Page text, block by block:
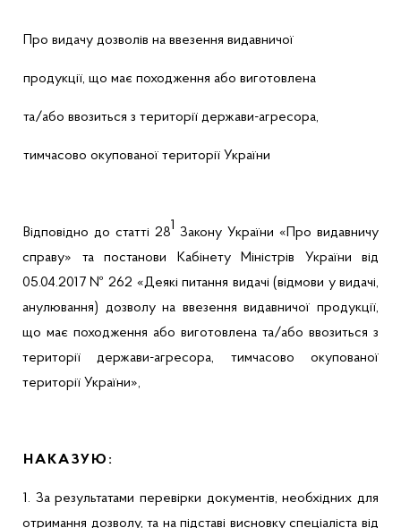
Про видачу дозволів на ввезення видавничої
продукції, що має походження або виготовлена
та/або ввозиться з території держави-агресора,
тимчасово окупованої території України
Відповідно до статті 281 Закону України «Про видавничу
справу» та постанови Кабінету Міністрів України від
05.04.2017 № 262 «Деякі питання видачі (відмови у видачі,
анулювання) дозволу на ввезення видавничої продукції,
що має походження або виготовлена та/або ввозиться з
території держави-агресора, тимчасово окупованої
території України»,
НАКАЗУЮ:
1. За результатами перевірки документів, необхідних для
отримання дозволу, та на підставі висновку спеціаліста від